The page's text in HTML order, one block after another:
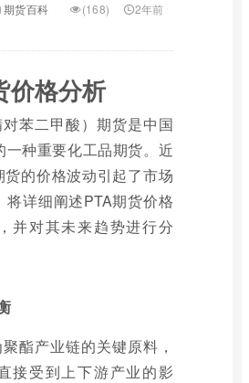
期货百科 (168) 2年前
价格分析
苯二甲酸）期货是中国
一种重要化工品期货。近
货的价格波动引起了市场
将详细阐述PTA期货价格
并对其未来趋势进行分
酯产业链的关键原料，
接受到上下游产业的影